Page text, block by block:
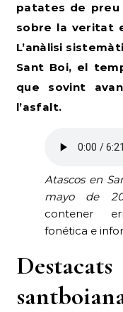
patates de
sobre la veritat
L’anàlisi
Sant Boi, el
que sovint
l’asfalt.
Atascos en
mayo de
contener
fonética e